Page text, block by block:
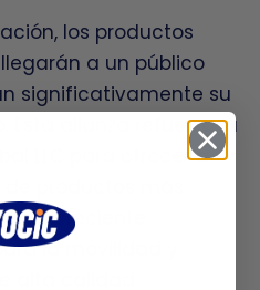
los productos
a un público
significativamente su
Esta alianza refuerza la
LLC para ofrecer a
productos más
la creciente
la movilidad y
alta calidad.